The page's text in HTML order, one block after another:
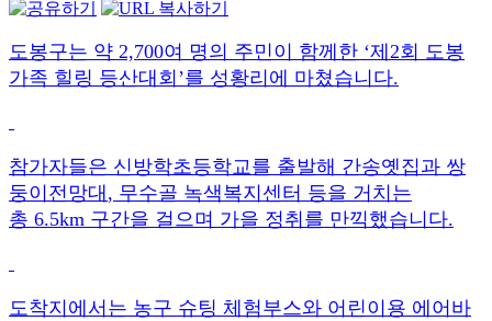
도봉구는 약 2,700여 명의 주민이 함께한 ‘제2회 도봉
가족 힐링 등산대회 ’를 성황리에 마쳤습니다.
참가자들은 신방학초등학교를 출발해 간송옛집과 쌍
둥이전망대, 무수골 녹색복지센터 등을 거치는
총 6.5km 구간을 걸으며 가을 정취를 만끽했습니다.
도착지에서는 농구 슈팅 체험부스와 어린이용 에어바